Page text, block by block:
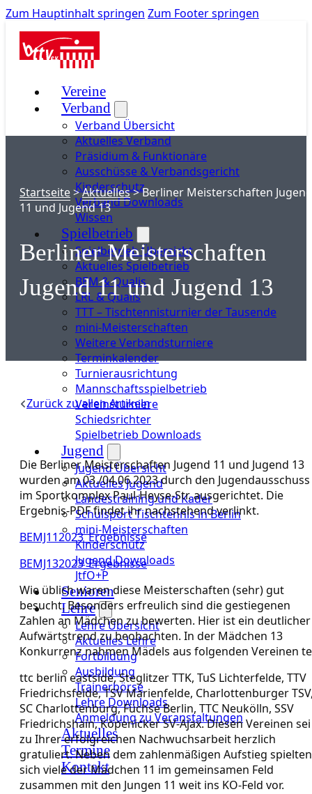
Zum Hauptinhalt springen Zum Footer springen
Vereine
Verband
Verband Übersicht
Aktuelles Verband
Präsidium & Funktionäre
Ausschüsse & Verbandsgericht
Kinderschutz
Verband Downloads
Wissen
Spielbetrieb
Spielbetrieb Übersicht
Aktuelles Spielbetrieb
BEM & Qualis
LRL & Qualis
TTT – Tischtennisturnier der Tausende
mini-Meisterschaften
Weitere Verbandsturniere
Terminkalender
Turnierausrichtung
Mannschaftsspielbetrieb
Vereinsturniere
Schiedsrichter
Spielbetrieb Downloads
Jugend
Jugend Übersicht
Aktuelles Jugend
Landestraining und Kader
Schulsport Tischtennis in Berlin
mini-Meisterschaften
Kinderschutz
Jugend Downloads
JtfO+P
Senioren
Lehre
Lehre Übersicht
Aktuelles Lehre
Fortbildung
Ausbildung
Trainerbörse
Lehre Downloads
Anmeldung zu Veranstaltungen
Aktuelles
Termine
Kontakt
Startseite>Aktuelles>Berliner Meisterschaften Jugend
11 und Jugend 13
Berliner Meisterschaften
Jugend 11 und Jugend 13
Zurück zu allen Artikeln
Die Berliner Meisterschaften Jugend 11 und Jugend 13
wurden am 03./04.06.2023 durch den Jugendausschuss
im Sportkomplex Paul-Heyse-Str. ausgerichtet. Die
Ergebnis-PDF findet ihr nachstehend verlinkt.
BEMJ112023_Ergebnisse
BEMJ132023_Ergebnisse
Wie üblich waren diese Meisterschaften (sehr) gut
besucht. Besonders erfreulich sind die gestiegenen
Zahlen an Mädchen zu bewerten. Hier ist ein deutlicher
Aufwärtstrend zu beobachten. In der Mädchen 13
Konkurrenz nahmen Mädels aus folgenden Vereinen
ttc berlin eastside, Steglitzer TTK, TuS Lichterfelde, TTV
Friedrichsfelde, TSV Marienfelde, Charlottenburger
SC Charlottenburg, Füchse Berlin, TTC Neukölln, SSV
Friedrichshain, Köpenicker SV-Ajax. Diesen Vereinen sei
zu Ihrer erfolgreichen Nachwuchsarbeit herzlich
gratuliert. Neben dem zahlenmäßigen Aufstieg spielten
sich viele der Mädchen 11 im gemeinsamen Feld
zusammen mit den Jungen 11 weit ins KO-Feld vor.